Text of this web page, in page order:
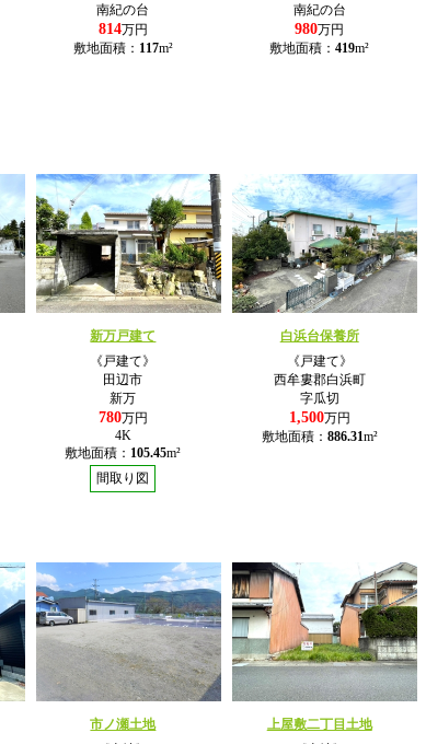
南紀の台
814万円
敷地面積： 117m²
南紀の台
980万円
敷地面積：419m²
新万戸建て
《戸建て》
田辺市
新万
780万円
4K
敷地面積： 105.45m²
間取り図
白浜台保養所
《戸建て》
西牟婁郡白浜町
字瓜切
1,500万円
敷地面積： 886.31m²
市ノ瀬土地
上屋敷二丁目土地